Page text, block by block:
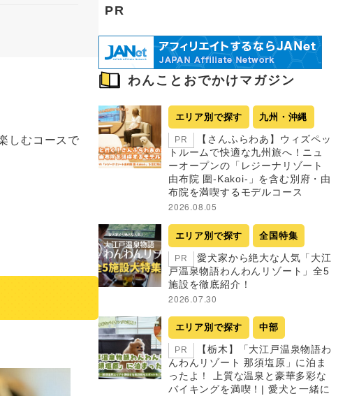
しむコースで
PR
わんことおでかけマガジン
エリア別で探す 九州・沖縄
PR
【さんふらわあ】ウィズペッ
トルームで快適な九州旅へ！ニュ
ーオープンの「レジーナリゾート
由布院 圍-Kakoi-」を含む別府・由
布院を満喫するモデルコース
2026.08.05
エリア別で探す 全国特集
PR
愛犬家から絶大な人気「大江
戸温泉物語わんわんリゾート」全5
施設を徹底紹介！
2026.07.30
エリア別で探す 中部
PR
【栃木】「大江戸温泉物語わ
んわんリゾート 那須塩原」に泊ま
ったよ！ 上質な温泉と豪華多彩な
バイキングを満喫！| 愛犬と一緒に